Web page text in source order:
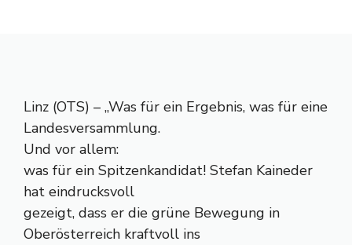
Linz (OTS) – „Was für ein Ergebnis, was für eine
Landesversammlung.
Und vor allem:
was für ein Spitzenkandidat! Stefan Kaineder
hat eindrucksvoll
gezeigt, dass er die grüne Bewegung in
Oberösterreich kraftvoll ins